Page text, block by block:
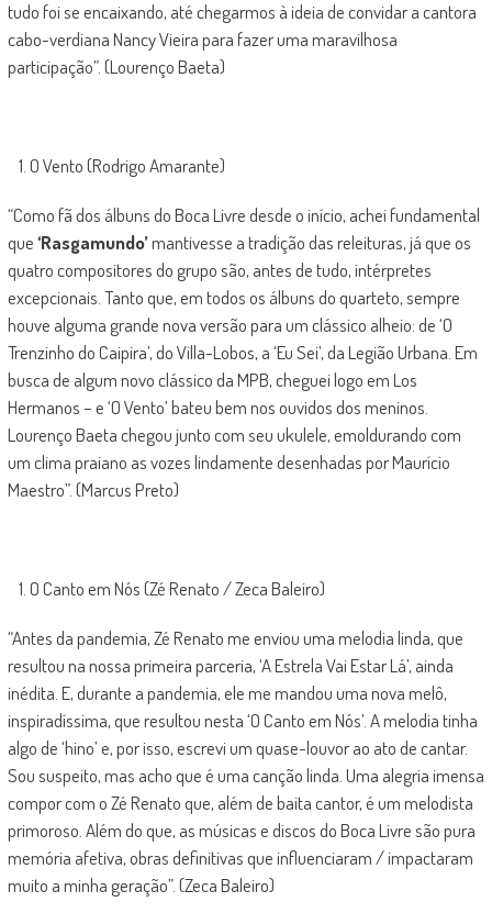
tudo foi se encaixando, até chegarmos à ideia de convidar a cantora
cabo-verdiana Nancy Vieira para fazer uma maravilhosa
participação”. (Lourenço Baeta)
O Vento (Rodrigo Amarante)
“Como fã dos álbuns do Boca Livre desde o início, achei fundamental
que‘Rasgamundo’mantivesse a tradição das releituras, já que os
quatro compositores do grupo são, antes de tudo, intérpretes
excepcionais. Tanto que, em todos os álbuns do quarteto, sempre
houve alguma grande nova versão para um clássico alheio: de ‘O
Trenzinho do Caipira’, do Villa-Lobos, a ‘Eu Sei’, da Legião Urbana. Em
busca de algum novo clássico da MPB, cheguei logo em Los
Hermanos – e ‘O Vento’ bateu bem nos ouvidos dos meninos.
Lourenço Baeta chegou junto com seu ukulele, emoldurando com
um clima praiano as vozes lindamente desenhadas por Maurício
Maestro”. (Marcus Preto)
O Canto em Nós (Zé Renato / Zeca Baleiro)
“Antes da pandemia, Zé Renato me enviou uma melodia linda, que
resultou na nossa primeira parceria, ‘A Estrela Vai Estar Lá’, ainda
inédita. E, durante a pandemia, ele me mandou uma nova melô,
inspiradíssima, que resultou nesta ‘O Canto em Nós’. A melodia tinha
algo de ‘hino’ e, por isso, escrevi um quase-louvor ao ato de cantar.
Sou suspeito, mas acho que é uma canção linda. Uma alegria imensa
compor com o Zé Renato que, além de baita cantor, é um melodista
primoroso. Além do que, as músicas e discos do Boca Livre são pura
memória afetiva, obras definitivas que influenciaram / impactaram
muito a minha geração”. (Zeca Baleiro)